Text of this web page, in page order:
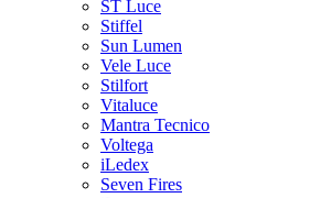
ST Luce
Stiffel
Sun Lumen
Vele Luce
Stilfort
Vitaluce
Mantra Tecnico
Voltega
iLedex
Seven Fires